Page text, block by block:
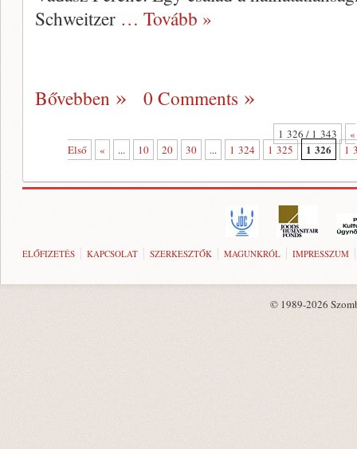
Schweitzer … Tovább »
Bővebben 0 Comments
1 326 / 1 343
«
Első
« ... 10 20 30 ... 1 324 1 325 1 326 1
ELŐFIZETÉS KAPCSOLAT SZERKESZTŐK MAGUNKRÓL IMPRESSZUM
© 1989-2026